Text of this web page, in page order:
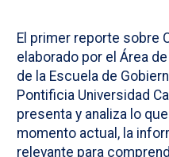
El primer reporte sobre
elaborado por el Área
de la Escuela de
Pontificia Universidad
presenta y analiza lo
momento actual, la
relevante para